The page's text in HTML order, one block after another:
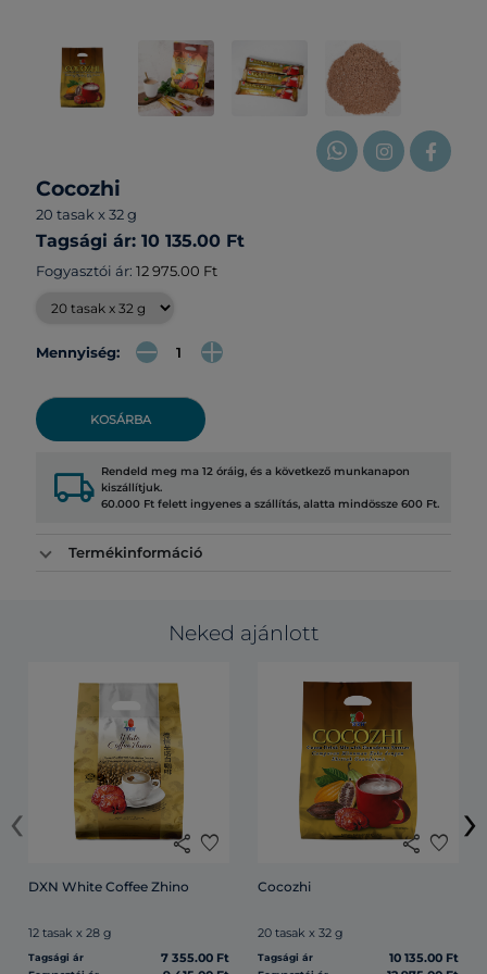
Cocozhi
20 tasak x 32 g
Tagsági ár: 10 135.00 Ft
Fogyasztói ár: 12 975.00 Ft
Mennyiség:
KOSÁRBA
local_shipping Rendeld meg ma 12 óráig, és a következő munkanapon
kiszállítjuk.
60.000 Ft felett ingyenes a szállítás, alatta mindössze 600 Ft.
Termékinformáció
Neked ajánlott
share favorite
DXN White Coffee Zhino
12 tasak x 28 g
Tagsági ár 7 355.00 Ft
share favorite
Cocozhi
20 tasak x 32 g
Tagsági ár 10 135.00 Ft
‹ ›